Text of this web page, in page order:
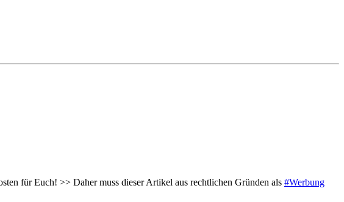
für Euch! >> Daher muss dieser Artikel aus rechtlichen Gründen als #Werbung